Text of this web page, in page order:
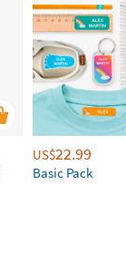
US$22.99
Basic Pack